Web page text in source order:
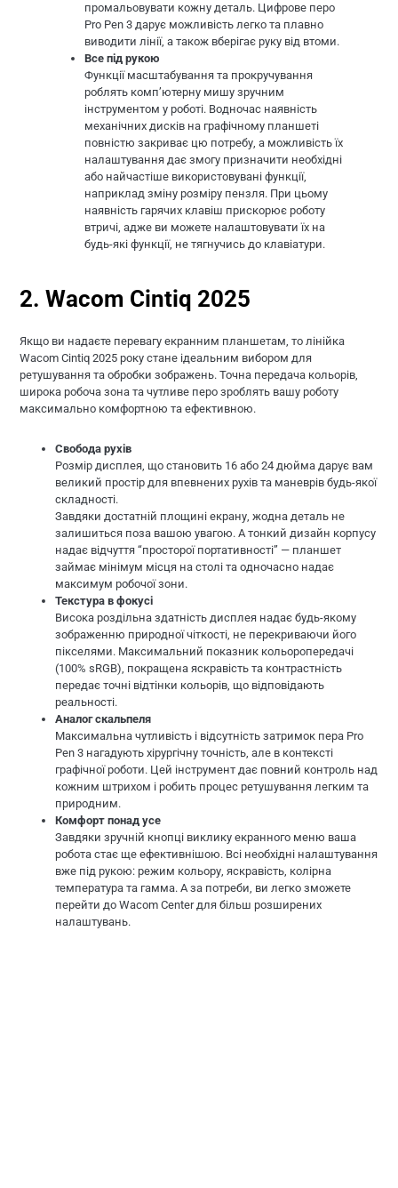
промальовувати кожну деталь. Цифрове перо
Pro Pen 3 дарує можливість легко та плавно
виводити лінії, а також вберігає руку від втоми.
Все під рукою
Функції масштабування та прокручування
роблять комп’ютерну мишу зручним
інструментом у роботі. Водночас наявність
механічних дисків на графічному планшеті
повністю закриває цю потребу, а можливість їх
налаштування дає змогу призначити необхідні
або найчастіше використовувані функції,
наприклад зміну розміру пензля. При цьому
наявність гарячих клавіш прискорює роботу
втричі, адже ви можете налаштовувати їх на
будь-які функції, не тягнучись до клавіатури.
2. Wacom Cintiq 2025
Якщо ви надаєте перевагу екранним планшетам, то лінійка
Wacom Cintiq 2025 року стане ідеальним вибором для
ретушування та обробки зображень. Точна передача кольорів,
широка робоча зона та чутливе перо зроблять вашу роботу
максимально комфортною та ефективною.
Свобода рухів
Розмір дисплея, що становить 16 або 24 дюйма дарує вам
великий простір для впевнених рухів та маневрів будь-якої
складності.
Завдяки достатній площині екрану, жодна деталь не
залишиться поза вашою увагою. А тонкий дизайн корпусу
надає відчуття “просторої портативності” — планшет
займає мінімум місця на столі та одночасно надає
максимум робочої зони.
Текстура в фокусі
Висока роздільна здатність дисплея надає будь-якому
зображенню природної чіткості, не перекриваючи його
пікселями. Максимальний показник кольоропередачі
(100% sRGB), покращена яскравість та контрастність
передає точні відтінки кольорів, що відповідають
реальності.
Аналог скальпеля
Максимальна чутливість і відсутність затримок пера Pro
Pen 3 нагадують хірургічну точність, але в контексті
графічної роботи. Цей інструмент дає повний контроль над
кожним штрихом і робить процес ретушування легким та
природним.
Комфорт понад усе
Завдяки зручній кнопці виклику екранного меню ваша
робота стає ще ефективнішою. Всі необхідні налаштування
вже під рукою: режим кольору, яскравість, колірна
температура та гамма. А за потреби, ви легко зможете
перейти до Wacom Center для більш розширених
налаштувань.